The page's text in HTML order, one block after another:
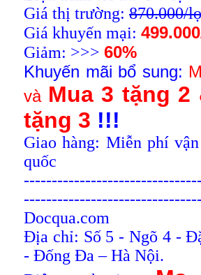
Giá thị trường: 870.000/lọ
Giá khuyến mại:
Giảm: >>> 60%
Khuyến mãi bổ sung:
và Mua 3 tặng 2
tặng 3 !!!
Giao hàng: Miễn phí
quốc
Docqua.com
Địa chỉ: Số 5 - Ngõ 4 -
- Đống Đa – Hà Nội.